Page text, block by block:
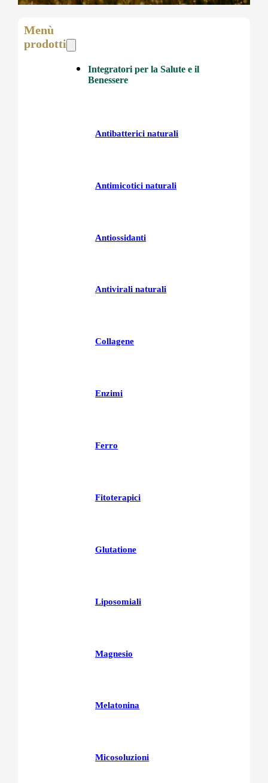
Menù
prodotti
Integratori per la Salute e il
Benessere
Antibatterici naturali
Antimicotici naturali
Antiossidanti
Antivirali naturali
Collagene
Enzimi
Ferro
Fitoterapici
Glutatione
Liposomiali
Magnesio
Melatonina
Micosoluzioni